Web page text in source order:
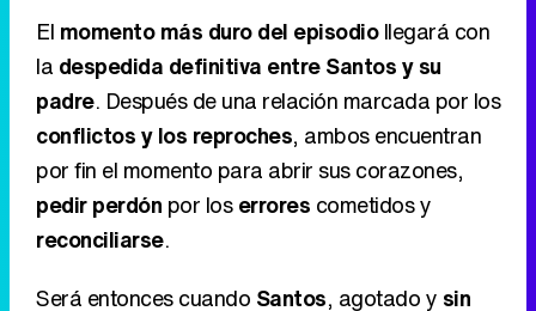
El momento más duro del episodiollegará con
la despedida definitiva entre Santos y su
padre. Después de una relación marcada por los
conflictos y los reproches, ambos encuentran
por fin el momento para abrir sus corazones,
pedir perdón por loserrores cometidos y
reconciliarse.
Será entonces cuando Santos, agotado y sin